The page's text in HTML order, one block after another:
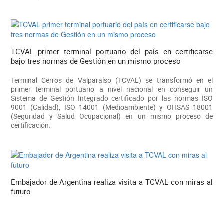
TCVAL primer terminal portuario del país en certificarse
bajo tres normas de Gestión en un mismo proceso
Terminal Cerros de Valparaíso (TCVAL) se transformó en el
primer terminal portuario a nivel nacional en conseguir un
Sistema de Gestión Integrado certificado por las normas ISO
9001 (Calidad), ISO 14001 (Medioambiente) y OHSAS 18001
(Seguridad y Salud Ocupacional) en un mismo proceso de
certificación.
Embajador de Argentina realiza visita a TCVAL con miras al
futuro